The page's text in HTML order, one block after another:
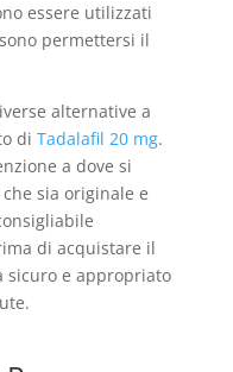
essere utilizzati
permettersi il
alternative a
di Tadalafil 20 mg.
a dove si
sia originale e
di acquistare il
sicuro e appropriato